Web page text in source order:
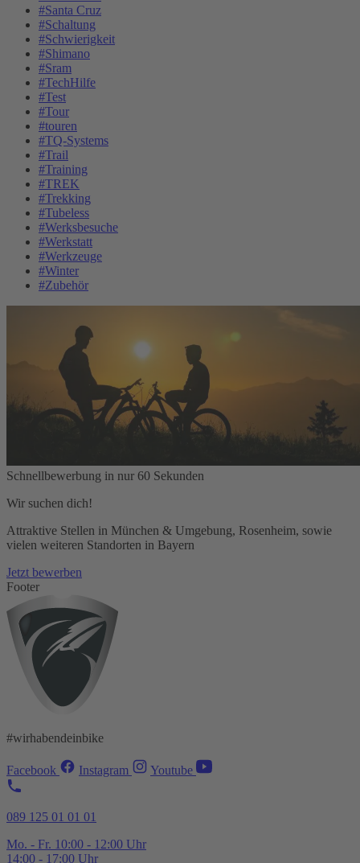
#Santa Cruz
#Schaltung
#Schwierigkeit
#Shimano
#Sram
#TechHilfe
#Test
#Tour
#touren
#TQ-Systems
#Trail
#Training
#TREK
#Trekking
#Tubeless
#Werksbesuche
#Werkstatt
#Werkzeuge
#Winter
#Zubehör
Schnellbewerbung in nur 60 Sekunden
Wir suchen dich!
Attraktive Stellen in München & Umgebung, Rosenheim, sowie
vielen weiteren Standorten in Bayern
Jetzt bewerben
Footer
#wirhabendeinbike
Facebook Instagram Youtube
089 125 01 01 01
Mo. - Fr. 10:00 - 12:00 Uhr
14:00 - 17:00 Uhr